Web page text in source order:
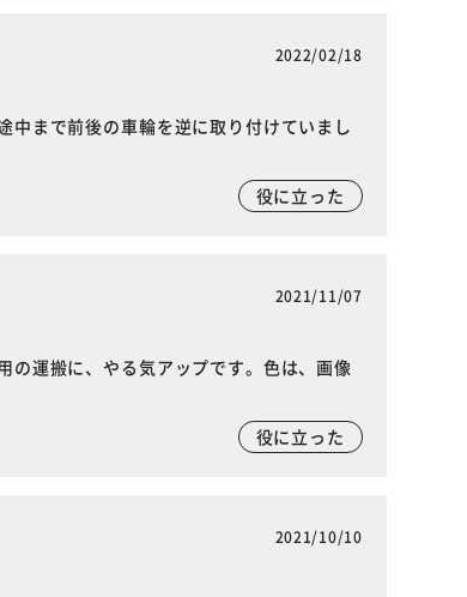
2022/02/18
中まで前後の車輪を逆に取り付けていまし
役に立った
2021/11/07
の運搬に、やる気アップです。色は、画像
役に立った
2021/10/10